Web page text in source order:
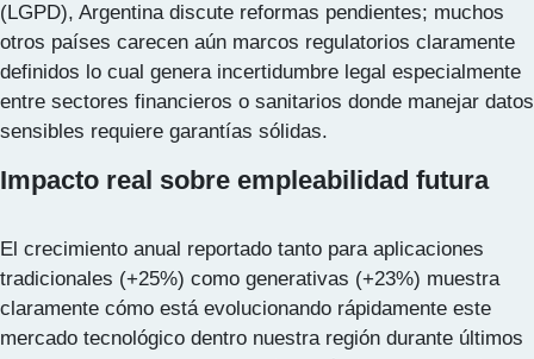
(LGPD), Argentina discute reformas pendientes; muchos
otros países carecen aún marcos regulatorios claramente
definidos lo cual genera incertidumbre legal especialmente
entre sectores financieros o sanitarios donde manejar datos
sensibles requiere garantías sólidas.
Impacto real sobre empleabilidad futura
El crecimiento anual reportado tanto para aplicaciones
tradicionales (+25%) como generativas (+23%) muestra
claramente cómo está evolucionando rápidamente este
mercado tecnológico dentro nuestra región durante últimos